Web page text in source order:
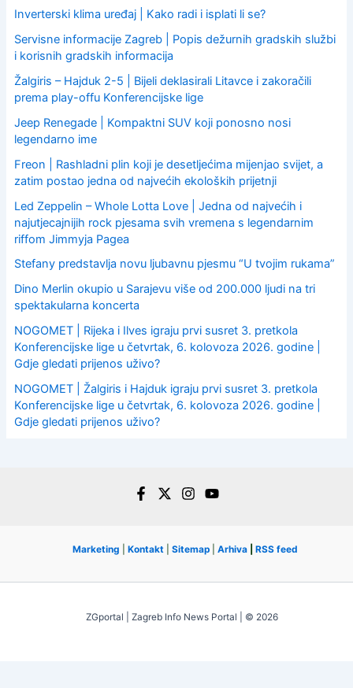
Inverterski klima uređaj | Kako radi i isplati li se?
Servisne informacije Zagreb | Popis dežurnih gradskih službi
i korisnih gradskih informacija
Žalgiris – Hajduk 2-5 | Bijeli deklasirali Litavce i zakoračili
prema play-offu Konferencijske lige
Jeep Renegade | Kompaktni SUV koji ponosno nosi
legendarno ime
Freon | Rashladni plin koji je desetljećima mijenjao svijet, a
zatim postao jedna od najvećih ekoloških prijetnji
Led Zeppelin – Whole Lotta Love | Jedna od najvećih i
najutjecajnijih rock pjesama svih vremena s legendarnim
riffom Jimmyja Pagea
Stefany predstavlja novu ljubavnu pjesmu “U tvojim rukama”
Dino Merlin okupio u Sarajevu više od 200.000 ljudi na tri
spektakularna koncerta
NOGOMET | Rijeka i Ilves igraju prvi susret 3. pretkola
Konferencijske lige u četvrtak, 6. kolovoza 2026. godine |
Gdje gledati prijenos uživo?
NOGOMET | Žalgiris i Hajduk igraju prvi susret 3. pretkola
Konferencijske lige u četvrtak, 6. kolovoza 2026. godine |
Gdje gledati prijenos uživo?
Marketing Kontakt Sitemap Arhiva RSS feed
ZGportal | Zagreb Info News Portal | © 2026